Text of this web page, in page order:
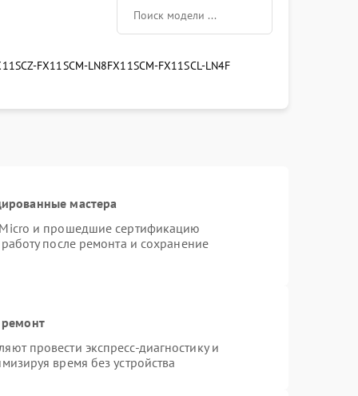
FX11SCM-LN8FX11SCM-FX11SCL-LN4F
мастера
и прошедшие сертификацию
после ремонта и сохранение
ремонт
провести экспресс-диагностику и
время без устройства